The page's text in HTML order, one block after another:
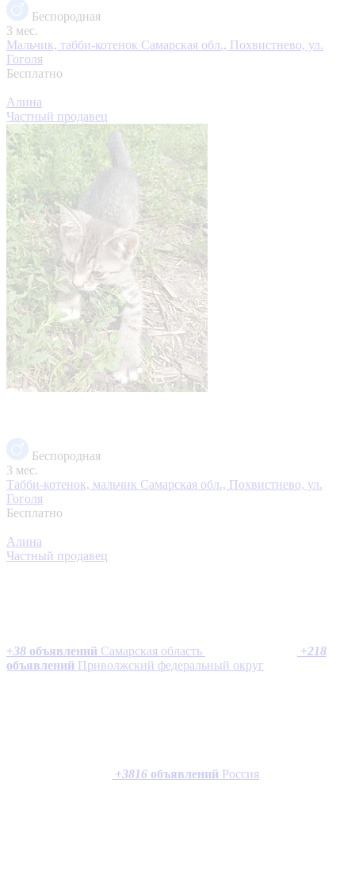
Беспородная
3 мес.
Мальчик, табби-котенок Самарская обл., Похвистнево, ул.
Гоголя
Бесплатно
Алина
Частный продавец
Беспородная
3 мес.
Табби-котенок, мальчик Самарская обл., Похвистнево, ул.
Гоголя
Бесплатно
Алина
Частный продавец
+38 объявлений Самарская область +218
объявлений Приволжский федеральный округ
+3816 объявлений Россия